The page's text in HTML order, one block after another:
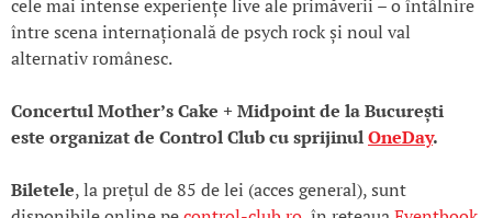
cele mai intense experiențe live ale primăverii – o întâlnire
între scena internațională de psych rock și noul val
alternativ românesc.
Concertul Mother’s Cake + Midpoint de la București
este organizat de Control Club cu sprijinulOneDay.
Biletele, la prețul de 85 de lei (acces general), sunt